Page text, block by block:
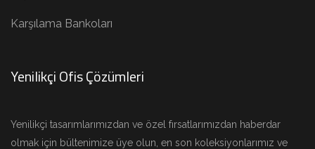
Karşılama Bankoları
Yenilikçi Ofis Çözümleri
Yenilikçi tasarımlarımızdan ve özel fırsatlarımızdan haberdar
olmak için bültenimize üye olun, en son koleksiyonlarımız ve